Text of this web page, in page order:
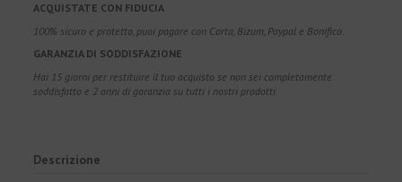
ACQUISTATE CON FIDUCIA
100% sicuro e protetto, puoi pagare con Carta, Bizum, Paypal e Bonifico.
GARANZIA DI SODDISFAZIONE
Hai 15 giorni per restituire il tuo acquisto se non sei completamente
soddisfatto e 2 anni di garanzia su tutti i nostri prodotti.
Descrizione